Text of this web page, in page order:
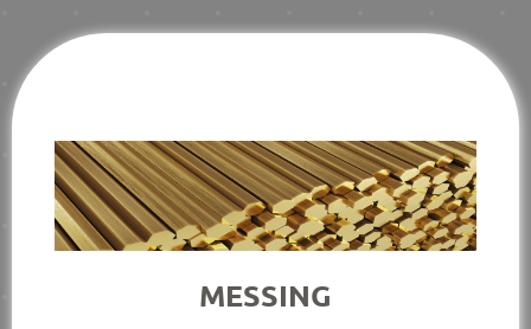
MESSING